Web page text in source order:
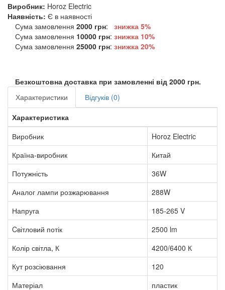
Виробник: Horoz Electric
Наявність: Є в наявності
Сума замовлення 2000 грн:
знижка 5%
Сума замовлення 10000 грн: знижка 10%
Сума замовлення 25000 грн: знижка 20%
Безкоштовна доставка при замовленні від 2000 грн.
Характеристики
Відгуків (0)
Характеристика
Виробник
Horoz Electric
Країна-виробник
Китай
Потужність
36W
Аналог лампи розжарювання
288W
Напруга
185-265 V
Cвітловий потік
2500 lm
Колір світла, К
4200/6400 К
Кут розсіювання
120
Матеріал
пластик